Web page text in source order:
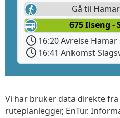
Gå til
675 Ilseng -
16:20 Avreise
16:41 Ankomst
Vi har bruker data direkte
ruteplanlegger, EnTur.